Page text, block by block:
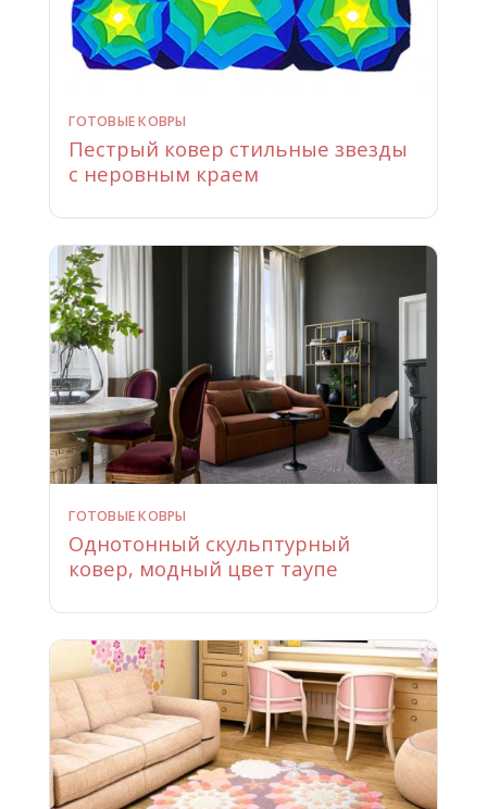
ГОТОВЫЕ КОВРЫ
Пестрый ковер стильные звезды
с неровным краем
ГОТОВЫЕ КОВРЫ
Однотонный скульптурный
ковер, модный цвет таупе